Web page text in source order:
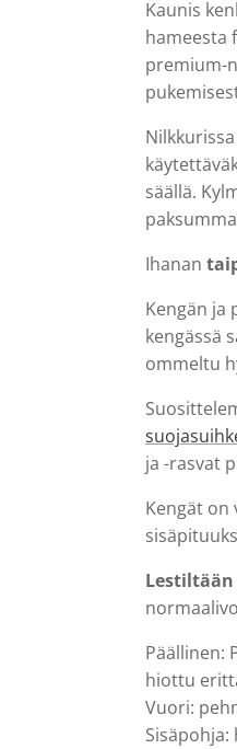
Kaunis
hameesta
premium-
säällä.
Ihanan
Kengän ja
kengässä
ommeltu
ja -rasvat
Kengät
Päällinen:
hiottu
Vuori: